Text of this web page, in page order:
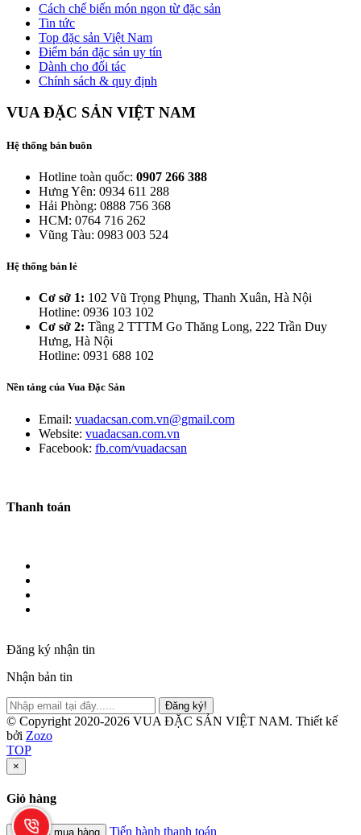
Cách chế biến món ngon từ đặc sản
Tin tức
Top đặc sản Việt Nam
Điểm bán đặc sản uy tín
Dành cho đối tác
Chính sách & quy định
VUA ĐẶC SẢN VIỆT NAM
Hệ thống bán buôn
Hotline toàn quốc: 0907 266 388
Hưng Yên: 0934 611 288
Hải Phòng: 0888 756 368
HCM: 0764 716 262
Vũng Tàu: 0983 003 524
Hệ thống bán lẻ
Cơ sở 1: 102 Vũ Trọng Phụng, Thanh Xuân, Hà Nội
Hotline: 0936 103 102
Cơ sở 2: Tầng 2 TTTM Go Thăng Long, 222 Trần Duy
Hưng, Hà Nội
Hotline: 0931 688 102
Nền tảng của Vua Đặc Sản
Email: vuadacsan.com.vn@gmail.com
Website: vuadacsan.com.vn
Facebook: fb.com/vuadacsan
Thanh toán
Đăng ký nhận tin
Nhận bản tin
Đăng ký!
© Copyright 2020-2026 VUA ĐẶC SẢN VIỆT NAM. Thiết kế
bởi Zozo
TOP
×
Giỏ hàng
Tiếp tục mua hàng Tiến hành thanh toán